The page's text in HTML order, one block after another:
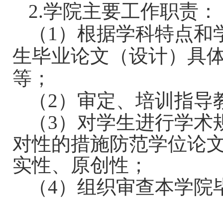
2.学院主要工作职责：
（ 1 ）根据学科特点和
生毕业论文（设计）具
等；
（2）审定、培训指导
（3）对学生进行学术
对性的措施防范学位论
实性、原创性 ；
（4）组织审查本学院